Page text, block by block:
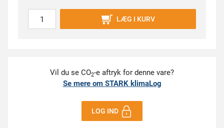
LÆG I KURV
Vil du se CO2-e aftryk for denne vare?
Se mere om STARK klimaLog
LOG IND